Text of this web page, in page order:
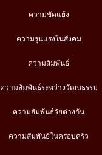
ความขัดแย้ง
ความรุนแรงในสังคม
ความสัมพันธ์
ความสัมพันธ์ระหว่างวัฒนธรรม
ความสัมพันธ์วัยต่างกัน
ความสัมพันธ์ในครอบครัว